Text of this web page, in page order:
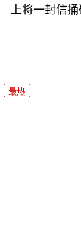
上将一封信
最热